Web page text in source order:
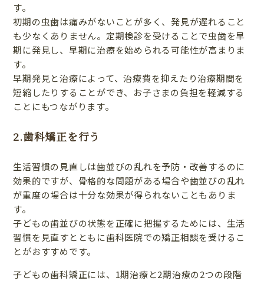
す。
初期の虫歯は痛みがないことが多く、発見が遅れること
も少なくありません。定期検診を受けることで虫歯を早
期に発見し、早期に治療を始められる可能性が高まりま
す。
早期発見と治療によって、治療費を抑えたり治療期間を
短縮したりすることができ、お子さまの負担を軽減する
ことにもつながります。
2.歯科矯正を行う
生活習慣の見直しは歯並びの乱れを予防・改善するのに
効果的ですが、骨格的な問題がある場合や歯並びの乱れ
が重度の場合は十分な効果が得られないこともありま
す。
子どもの歯並びの状態を正確に把握するためには、生活
習慣を見直すとともに歯科医院での矯正相談を受けるこ
とがおすすめです。
子どもの歯科矯正には、1期治療と2期治療の2つの段階